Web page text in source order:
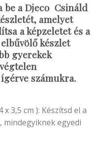
be a Djeco Csináld
amelyet
a képzeletet és a
készlet
gyerekek
számukra.
3,5 cm ): Készítsd el a
mindegyiknek egyedi